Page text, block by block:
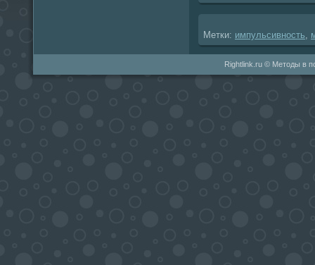
Метки: импульсивность
Rightlink.ru © Методы в